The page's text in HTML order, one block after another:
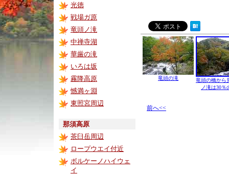
光徳
戦場ガ原
竜頭ノ滝
中禅寺湖
華厳の滝
いろは坂
霧降高原
憾満ヶ淵
東照宮周辺
那須高原
茶臼岳周辺
ロープウエイ付近
ボルケーノハイウェ
イ
竜頭の滝
竜頭の橋から
ノ滝は30％
前へ<<